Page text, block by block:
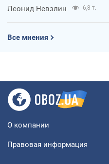
Леонид Невзлин 6,8 т.
Все мнения
О компании
Правовая информация